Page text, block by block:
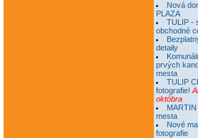
Nová
PLAZA
TULIP -
obchodné
detaily
prvých
mesta
TULIP
fotografie!
októbra
mesta
Nové
fotografie